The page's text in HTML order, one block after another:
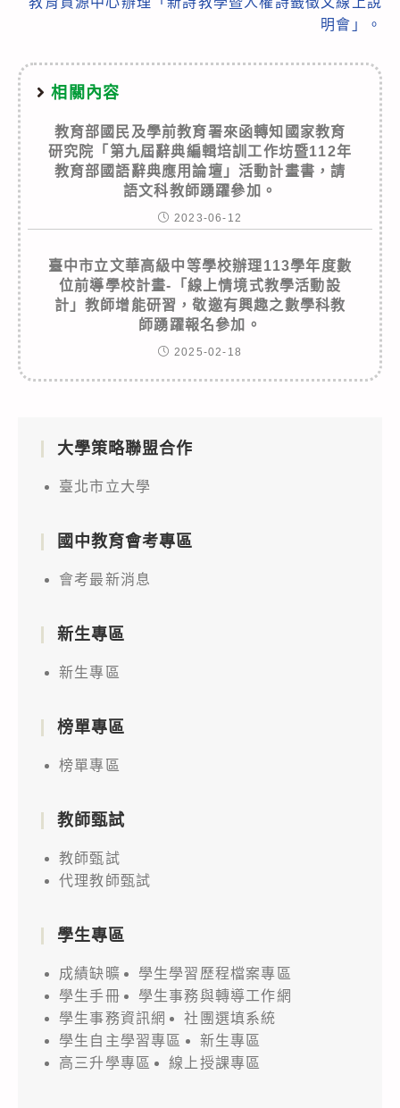
明會」。
相關內容
教育部國民及學前教育署來函轉知國家教育
研究院「第九屆辭典編輯培訓工作坊暨112年
教育部國語辭典應用論壇」活動計畫書，請
語文科教師踴躍參加。
2023-06-12
臺中市立文華高級中等學校辦理113學年度數
位前導學校計畫-「線上情境式教學活動設
計」教師增能研習，敬邀有興趣之數學科教
師踴躍報名參加。
2025-02-18
大學策略聯盟合作
臺北市立大學
國中教育會考專區
會考最新消息
新生專區
新生專區
榜單專區
榜單專區
教師甄試
教師甄試
代理教師甄試
學生專區
成績缺曠
學生學習歷程檔案專區
學生手冊
學生事務與轉導工作網
學生事務資訊網
社團選填系統
學生自主學習專區
新生專區
高三升學專區
線上授課專區